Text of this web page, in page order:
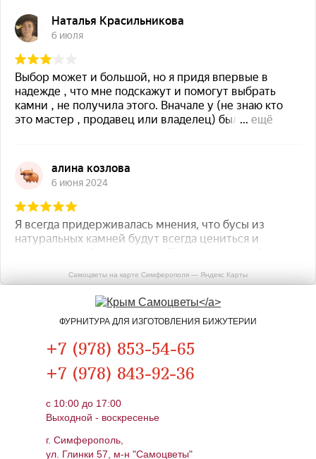
Самоцветы на карте Симферополя — Яндекс Карты
ФУРНИТУРА ДЛЯ ИЗГОТОВЛЕНИЯ БИЖУТЕРИИ
+7 (978) 853-54-65
+7 (978) 843-92-36
c 10:00 до 17:00
Выходной - воскресенье
г. Симферополь,
ул. Глинки 57, м-н "Самоцветы"